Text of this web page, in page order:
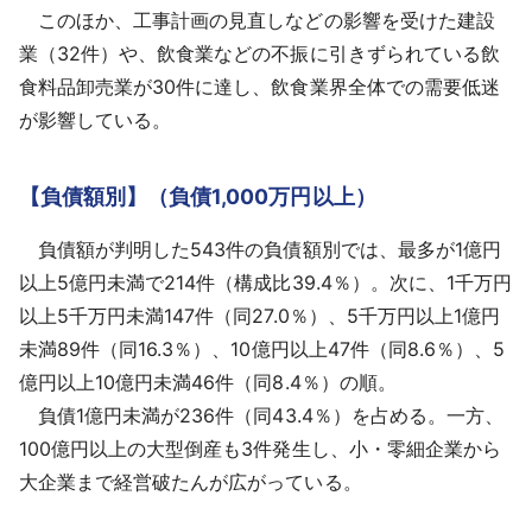
このほか、工事計画の見直しなどの影響を受けた建設
業（32件）や、飲食業などの不振に引きずられている飲
食料品卸売業が30件に達し、飲食業界全体での需要低迷
が影響している。
【負債額別】（負債1,000万円以上）
負債額が判明した543件の負債額別では、最多が1億円
以上5億円未満で214件（構成比39.4％）。次に、1千万円
以上5千万円未満147件（同27.0％）、5千万円以上1億円
未満89件（同16.3％）、10億円以上47件（同8.6％）、5
億円以上10億円未満46件（同8.4％）の順。
負債1億円未満が236件（同43.4％）を占める。一方、
100億円以上の大型倒産も3件発生し、小・零細企業から
大企業まで経営破たんが広がっている。